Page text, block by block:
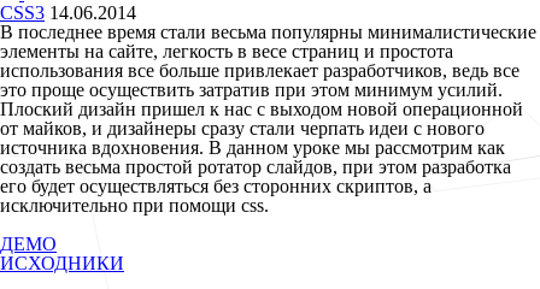
CSS3 14.06.2014
В последнее время стали весьма популярны минималистические
элементы на сайте, легкость в весе страниц и простота
использования все больше привлекает разработчиков, ведь все
это проще осуществить затратив при этом минимум усилий.
Плоский дизайн пришел к нас с выходом новой операционной
от майков, и дизайнеры сразу стали черпать идеи с нового
источника вдохновения. В данном уроке мы рассмотрим как
создать весьма простой ротатор слайдов, при этом разработка
его будет осуществляться без сторонних скриптов, а
исключительно при помощи css.
ДЕМО
ИСХОДНИКИ